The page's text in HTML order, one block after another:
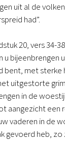
uit al de
had”.
20, vers 34-
u bijeenbrengen
bent, met sterke
uitgestorte
in de
aangezicht een
vaderen in de
gevoerd heb, zo